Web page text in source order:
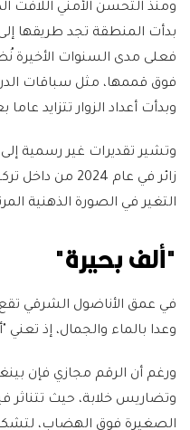
بدأت المنطقة تجد طريقها
فعلى مدى السنوات الأخيرة
فوق قممها، مثل سباقات
وبدأت أعداد الزوار تتزايد عاما
زائر في عام
التغير في الصورة الذهنية
"ألف بحيرة"
في عمق الأناضول الشرقي
وعدا بالماء والجمال، إذ تعني
ورغم أن الرقم مجازي فإن
وتضاريس خلابة، حيث تتناثر
الصغيرة فوق الهضاب،